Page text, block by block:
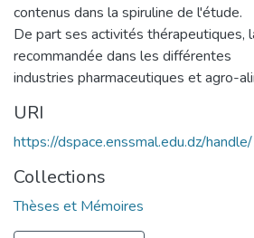
contenus dans la spiruline de l'étude.
De part ses activités thérapeutiques,
recommandée dans les différentes
industries pharmaceutiques et agro-
URI
https://dspace.enssmal.edu.dz/
Collections
Thèses et Mémoires